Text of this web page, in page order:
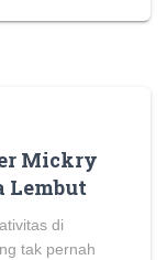
Mickry
Lembut
di
tak pernah